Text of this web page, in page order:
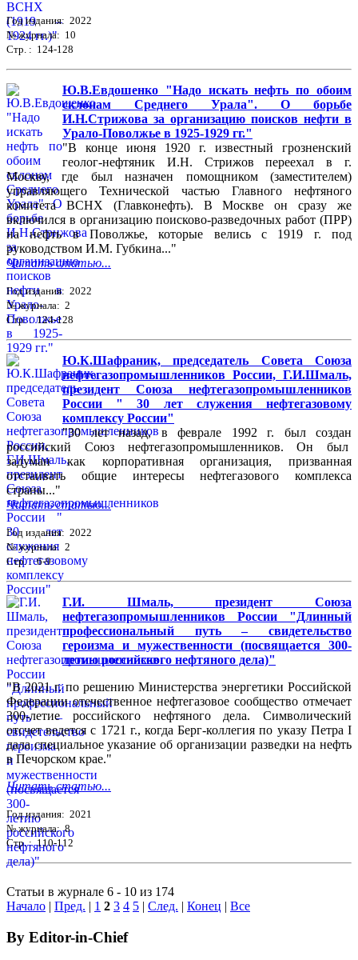
Год издания: 2022
№ журнала: 10
Стр. : 124-128
Ю.В.Евдошенко "Надо искать нефть по обоим
склонам Среднего Урала". О борьбе
И.Н.Стрижова за организацию поисков нефти в
Урало-Поволжье в 1925-1929 гг."
"В конце июня 1920 г. известный грозненский
геолог-нефтяник И.Н. Стрижов переехал в г.
Москву, где был назначен помощником (заместителем)
управляющего Технической частью Главного нефтяного
комитета ВСНХ (Главконефть). В Москве он сразу же
включился в организацию поисково-разведочных работ (ПРР)
на нефть в Поволжье, которые велись с 1919 г. под
руководством И.М. Губкина..."
Читать статью...
Год издания: 2022
№ журнала: 2
Стр. : 124-128
Ю.К.Шафраник, председатель Совета Союза
нефтегазопромышленников России, Г.И.Шмаль,
президент Союза нефтегазопромышленников
России " 30 лет служения нефтегазовому
комплексу России"
"30 лет назад, в феврале 1992 г. был создан
российский Союз нефтегазопромышленников. Он был
задуман как корпоративная организация, призванная
отстаивать общие интересы нефтегазового комплекса
страны..."
Читать статью...
Год издания: 2022
№ журнала: 2
Стр. : 6-9
Г.И. Шмаль, президент Союза
нефтегазопромышленников России "Длинный
профессиональный путь – свидетельство
героизма и мужественности (посвящается 300-
летию российского нефтяного дела)"
"В 2021 г. по решению Министерства энергетики Российской
Федерации отечественное нефтегазовое сообщество отмечает
300-летие российского нефтяного дела. Символический
отсчет ведется с 1721 г., когда Берг-коллегия по указу Петра I
дала специальное указание об организации разведки на нефть
в Печорском крае."
Читать статью...
Год издания: 2021
№ журнала: 8
Стр. : 110-112
Статьи в журнале 6 - 10 из 174
Начало | Пред. | 1 2 3 4 5 | След. | Конец | Все
By Editor-in-Chief